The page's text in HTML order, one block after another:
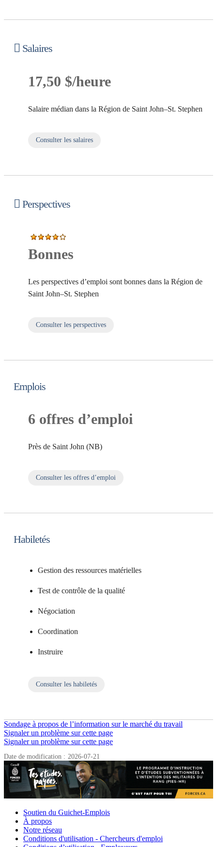
Salaires
17,50 $/heure
Salaire médian dans la Région de Saint John–St. Stephen
Consulter les salaires
Perspectives
Bonnes
Les perspectives d’emploi sont bonnes dans la Région de
Saint John–St. Stephen
Consulter les perspectives
Emplois
6 offres d’emploi
près de Saint John (NB)
Consulter les offres d’emploi
Habiletés
Gestion des ressources matérielles
Test de contrôle de la qualité
Négociation
Coordination
Instruire
Consulter les habiletés
Sondage à propos de l’information sur le marché du travail
Signaler un problème sur cette page
Détails
de
la
page
Signaler un problème sur cette page
Date de modification : 2026-07-21
Liens
connexes
Soutien du Guichet-Emplois
À propos
Notre réseau
Conditions d'utilisation - Chercheurs d'emploi